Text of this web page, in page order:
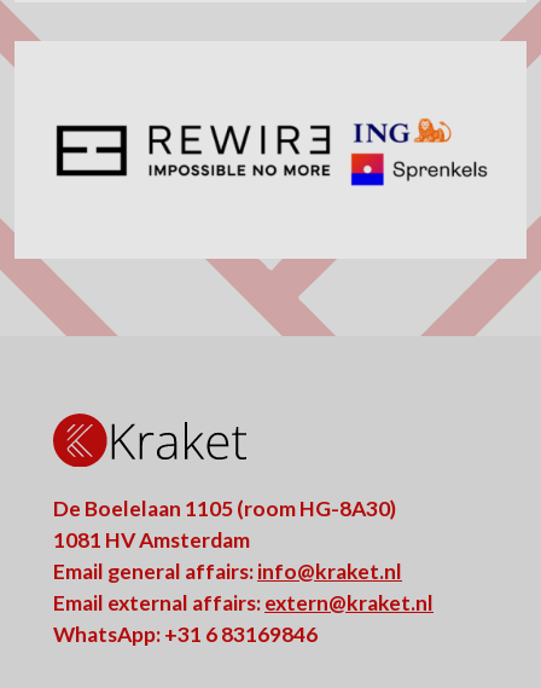
De Boelelaan 1105 (room HG-8A30)
1081 HV Amsterdam
Email general affairs:info@kraket.nl
Email external affairs:extern@kraket.nl
WhatsApp: +31 6 83169846